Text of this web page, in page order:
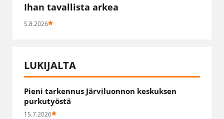
Ihan tavallista arkea
5.8.2026
LUKIJALTA
Pieni tarkennus Järviluonnon keskuksen
purkutyöstä
15.7.2026